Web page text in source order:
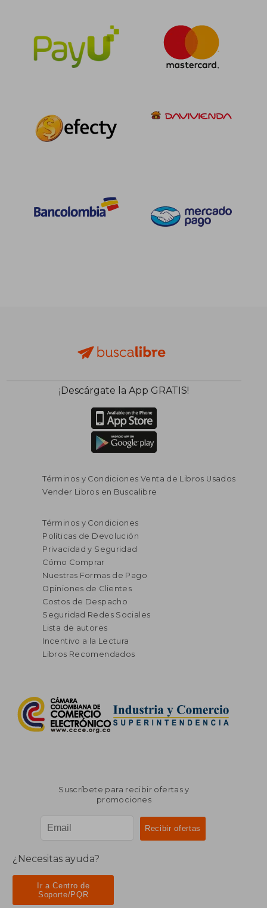
¡Descárgate la App GRATIS!
Términos y Condiciones Venta de Libros Usados
Vender Libros en Buscalibre
Términos y Condiciones
Políticas de Devolución
Privacidad y Seguridad
Cómo Comprar
Nuestras Formas de Pago
Opiniones de Clientes
Costos de Despacho
Seguridad Redes Sociales
Lista de autores
Incentivo a la Lectura
Libros Recomendados
Suscríbete para recibir ofertas y
promociones
¿Necesitas ayuda?
Ir a Centro de
Soporte/PQR